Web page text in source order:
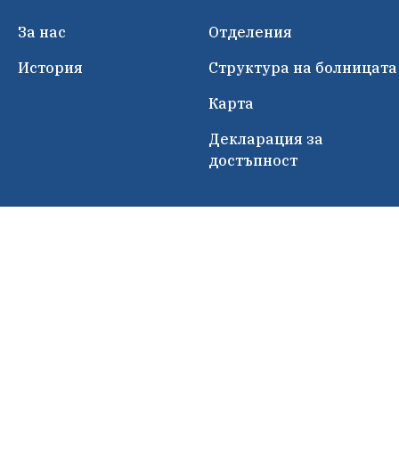
За нас
История
Отделения
Структура на болницата
Карта
Декларация за
достъпност